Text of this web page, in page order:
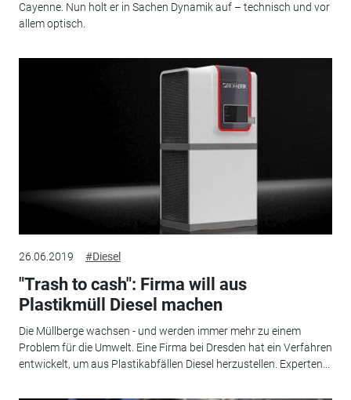
Cayenne. Nun holt er in Sachen Dynamik auf – technisch und vor
allem optisch.
26.06.2019 #Diesel
"Trash to cash": Firma will aus
Plastikmüll Diesel machen
Die Müllberge wachsen - und werden immer mehr zu einem
Problem für die Umwelt. Eine Firma bei Dresden hat ein Verfahren
entwickelt, um aus Plastikabfällen Diesel herzustellen. Experten...